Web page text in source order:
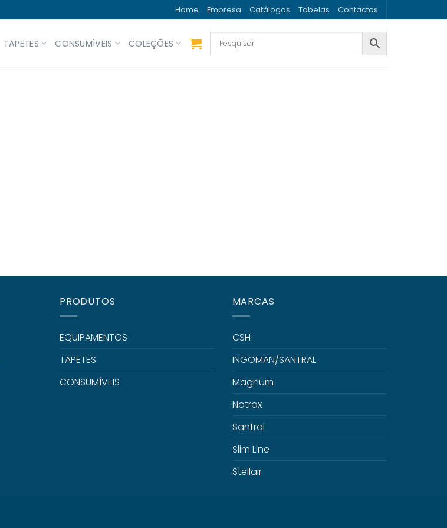
Home Empresa Catálogos Tabelas Contactos
TAPETES CONSUMÍVEIS COLEÇÕES
PRODUTOS
EQUIPAMENTOS
TAPETES
CONSUMÍVEIS
MARCAS
CSH
INGOMAN/SANTRAL
Magnum
Notrax
Santral
Slim Line
Stellair